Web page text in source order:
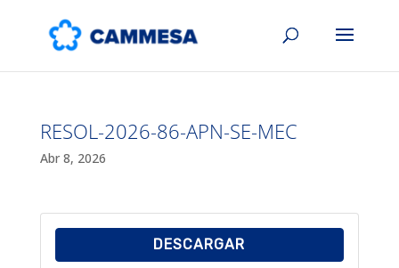
RESOL-2026-86-APN-SE-MEC
Abr 8, 2026
DESCARGAR